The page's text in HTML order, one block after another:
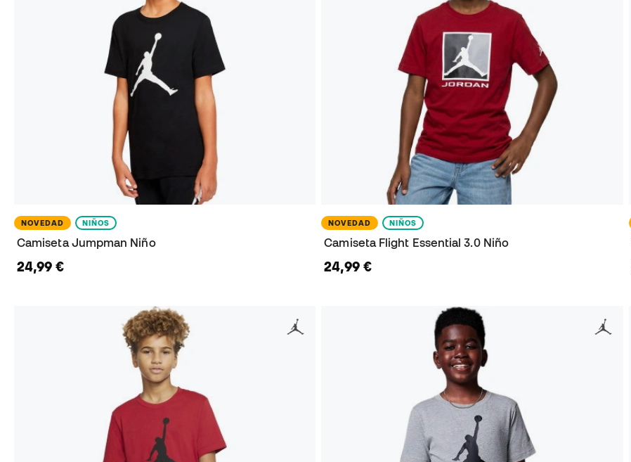
NOVEDAD NIÑOS
Camiseta Jumpman Niño
24,99 €
NOVEDAD NIÑOS
Camiseta Flight Essential 3.0 Niño
24,99 €